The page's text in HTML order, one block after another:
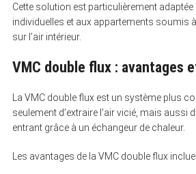
Cette solution est particulièrement
individuelles et aux appartements soumis
sur l’air intérieur.
VMC double flux : avantages
La VMC double flux est un système plus
seulement d’extraire l’air vicié, mais aussi
entrant grâce à un échangeur de chaleur.
Les avantages de la VMC double flux